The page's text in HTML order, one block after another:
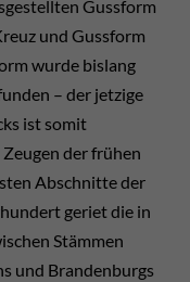
Gussform
und Gussform
wurde bislang
– der jetzige
ist somit
der frühen
Abschnitte der
geriet die in
Stämmen
und Brandenburgs